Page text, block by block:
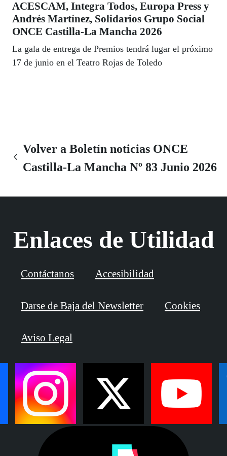
ACESCAM, Integra Todos, Europa Press y
Andrés Martínez, Solidarios Grupo Social
ONCE Castilla-La Mancha 2026
La gala de entrega de Premios tendrá lugar el próximo
17 de junio en el Teatro Rojas de Toledo
Volver a Boletín noticias ONCE
Castilla-La Mancha Nº 83 Junio 2026
Enlaces de Utilidad
Contáctanos Accesibilidad
Darse de Baja del Newsletter Cookies
Aviso Legal